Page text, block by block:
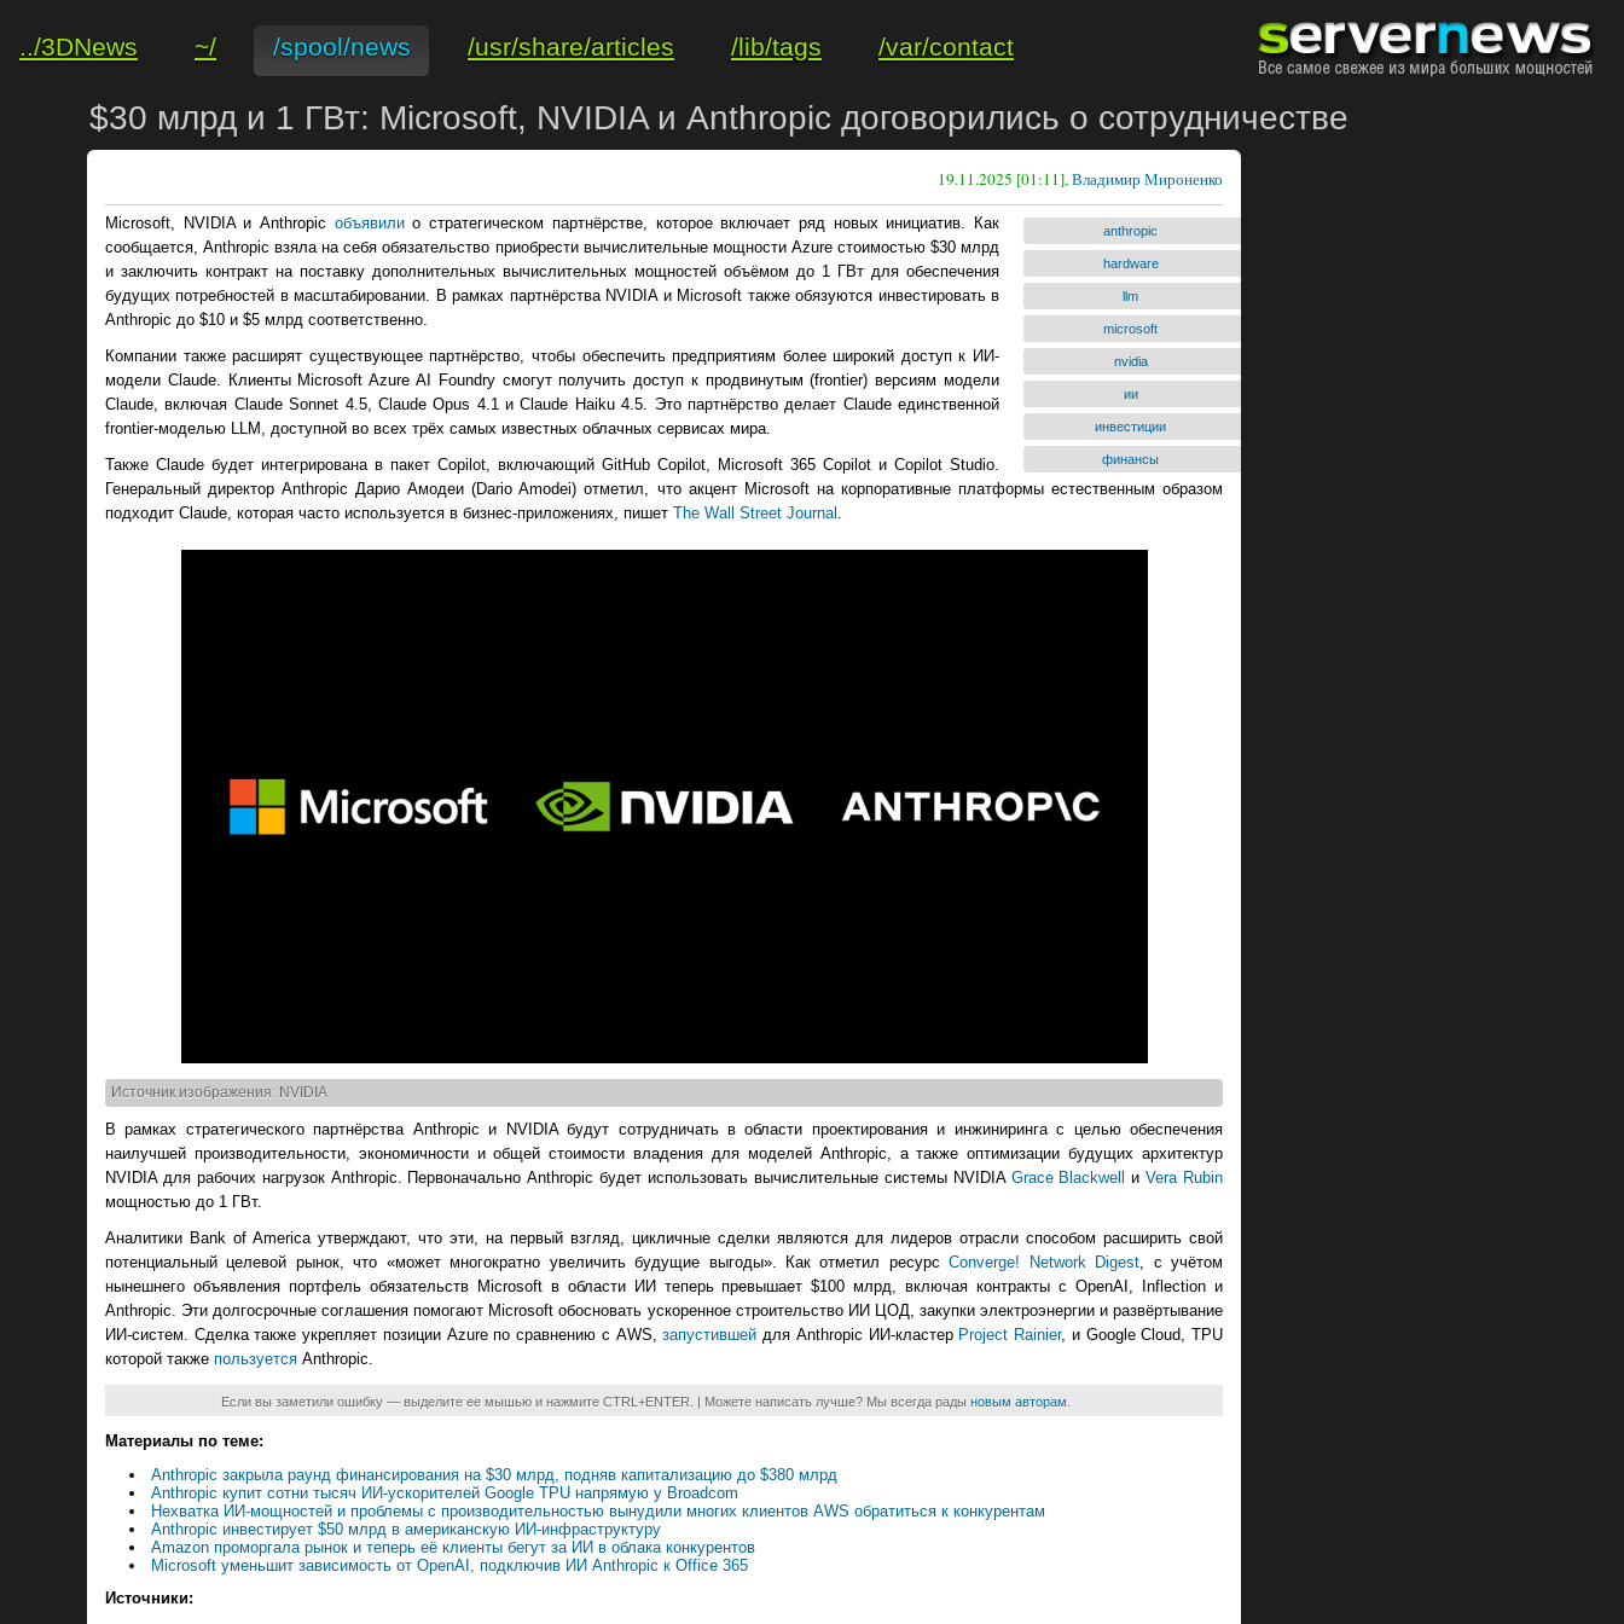
../3DNews ~/ /spool/news /usr/share/articles /lib/tags /var/contact
$30 млрд и 1 ГВт: Microsoft, NVIDIA и Anthropic договорились о сотрудничестве
19.11.2025 [01:11],Владимир Мироненко
anthropic
hardware
llm
microsoft
nvidia
ии
инвестиции
финансы
Microsoft, NVIDIA и Anthropic объявилио стратегическом партнёрстве, которое включает ряд новых инициатив. Как
сообщается, Anthropic взяла на себя обязательство приобрести вычислительные мощности Azure стоимостью $30 млрд
и заключить контракт на поставку дополнительных вычислительных мощностей объёмом до 1 ГВт для обеспечения
будущих потребностей в масштабировании. В рамках партнёрства NVIDIA и Microsoft также обязуются инвестировать в
Anthropic до $10 и $5 млрд соответственно.
Компании также расширят существующее партнёрство, чтобы обеспечить предприятиям более широкий доступ к ИИ-
модели Claude. Клиенты Microsoft Azure AI Foundry смогут получить доступ к продвинутым (frontier) версиям модели
Claude, включая Claude Sonnet 4.5, Claude Opus 4.1 и Claude Haiku 4.5. Это партнёрство делает Claude единственной
frontier-моделью LLM, доступной во всех трёх самых известных облачных сервисах мира.
Также Claude будет интегрирована в пакет Copilot, включающий GitHub Copilot, Microsoft 365 Copilot и Copilot Studio.
Генеральный директор Anthropic Дарио Амодеи (Dario Amodei) отметил, что акцент Microsoft на корпоративные платформы естественным образом
подходит Claude, которая часто используется в бизнес-приложениях, пишет The Wall Street Journal .
Источник изображения: NVIDIA
В рамках стратегического партнёрства Anthropic и NVIDIA будут сотрудничать в области проектирования и инжиниринга с целью обеспечения
наилучшей производительности, экономичности и общей стоимости владения для моделей Anthropic, а также оптимизации будущих архитектур
NVIDIA для рабочих нагрузок Anthropic. Первоначально Anthropic будет использовать вычислительные системы NVIDIA Grace Blackwell иVera Rubin
мощностью до 1 ГВт.
Аналитики Bank of America утверждают, что эти, на первый взгляд, цикличные сделки являются для лидеров отрасли способом расширить свой
потенциальный целевой рынок, что «может многократно увеличить будущие выгоды». Как отметил ресурсConverge! Network Digest , с учётом
нынешнего объявления портфель обязательств Microsoft в области ИИ теперь превышает $100 млрд, включая контракты с OpenAI, Inflection и
Anthropic. Эти долгосрочные соглашения помогают Microsoft обосновать ускоренное строительство ИИ ЦОД, закупки электроэнергии и развёртывание
ИИ-систем. Сделка также укрепляет позиции Azure по сравнению с AWS,запустившей для Anthropic ИИ-кластер Project Rainier, и Google Cloud, TPU
которой также пользуется Anthropic.
Если вы заметили ошибку — выделите ее мышью и нажмите CTRL+ENTER. | Можете написать лучше? Мы всегда рады новым авторам
Материалы по теме:
Anthropic закрыла раунд финансирования на $30 млрд, подняв капитализацию до $380 млрд
Anthropic купит сотни тысяч ИИ-ускорителей Google TPU напрямую у Broadcom
Нехватка ИИ-мощностей и проблемы с производительностью вынудили многих клиентов AWS обратиться к конкурентам
Anthropic инвестирует $50 млрд в американскую ИИ-инфраструктуру
Amazon проморгала рынок и теперь её клиенты бегут за ИИ в облака конкурентов
Microsoft уменьшит зависимость от OpenAI, подключив ИИ Anthropic к Office 365
Источники: